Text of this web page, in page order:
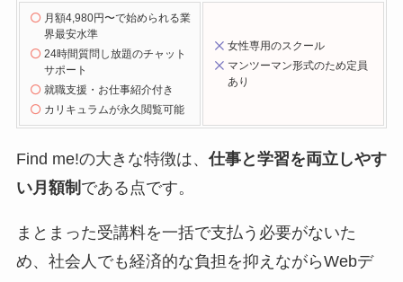
月額4,980円〜で始められる業
界最安水準
24時間質問し放題のチャット
サポート
就職支援・お仕事紹介付き
カリキュラムが永久閲覧可能
女性専用のスクール
マンツーマン形式のため定員
あり
Find me!の大きな特徴は、 仕事と学習を両立しやす
い月額制 である点です。
まとまった受講料を一括で支払う必要がないた
め、社会人でも経済的な負担を抑えながらWebデ